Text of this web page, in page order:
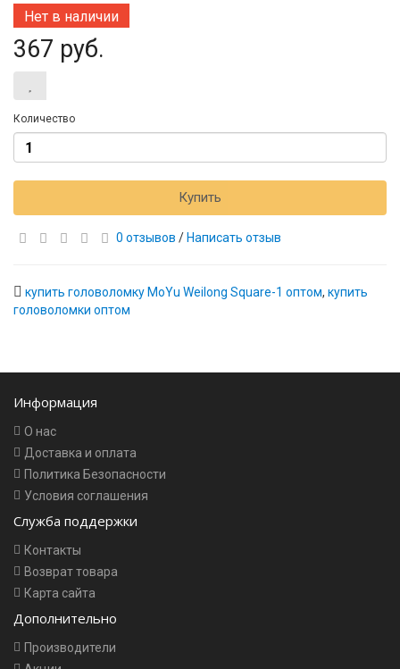
Нет в наличии
367 руб.
Количество
Купить
0 отзывов / Написать отзыв
купить головоломку MoYu Weilong Square-1 оптом, купить
головоломки оптом
Информация
О нас
Доставка и оплата
Политика Безопасности
Условия соглашения
Служба поддержки
Контакты
Возврат товара
Карта сайта
Дополнительно
Производители